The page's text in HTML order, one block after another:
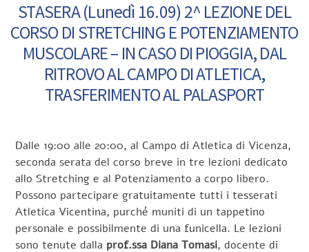
STASERA (Lunedì 16.09) 2^ LEZIONE DEL
CORSO DI STRETCHING E POTENZIAMENTO
MUSCOLARE – IN CASO DI PIOGGIA, DAL
RITROVO AL CAMPO DI ATLETICA,
TRASFERIMENTO AL PALASPORT
Dalle 19:00 alle 20:00, al Campo di Atletica di Vicenza,
seconda serata del corso breve in tre lezioni dedicato
allo Stretching e al Potenziamento a corpo libero.
Possono partecipare gratuitamente tutti i tesserati
Atletica Vicentina, purché muniti di un tappetino
personale e possibilmente di una funicella. Le lezioni
sono tenute dalla prof.ssa Diana Tomasi, docente di